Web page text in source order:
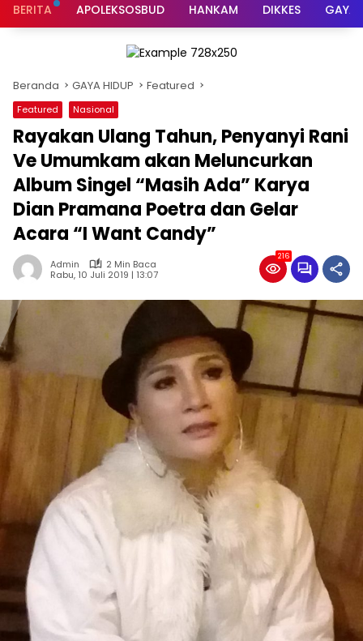
BERITA APOLEKSOSBUD HANKAM DIKKES GAYA
Beranda GAYA HIDUP Featured
Featured Nasional
Rayakan Ulang Tahun, Penyanyi Rani
Ve Umumkam akan Meluncurkan
Album Singel “Masih Ada” Karya
Dian Pramana Poetra dan Gelar
Acara “I Want Candy”
Admin
2 Min Baca
Rabu, 10 Juli 2019 | 13:07
216